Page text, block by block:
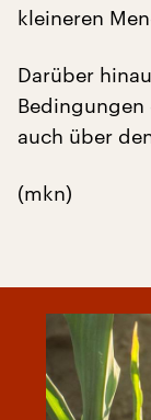
kleineren
Darüber
auch über
(mkn)